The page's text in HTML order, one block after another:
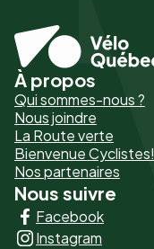
Pied
de
page
-
Liens
principaux
À propos
Qui sommes-nous ?
Nous joindre
La Route verte
Bienvenue Cyclistes!
Nos partenaires
Nous suivre
Facebook
Instagram